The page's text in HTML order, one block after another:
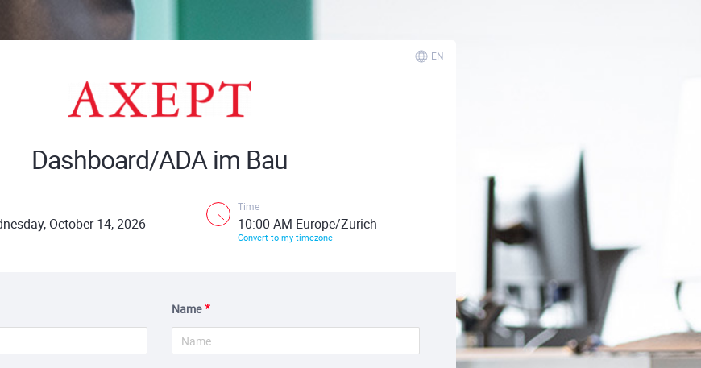
EN
Dashboard/ADA im Bau
October 14, 2026
Time
10:00 AM Europe/Zurich
Convert to my timezone
Name